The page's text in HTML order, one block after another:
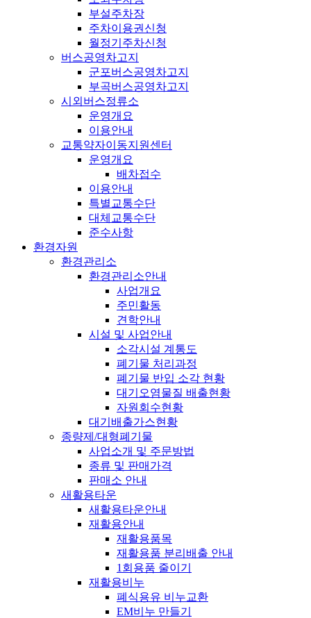
부설주차장
주차이용권신청
월정기주차신청
버스공영차고지
군포버스공영차고지
부곡버스공영차고지
시외버스정류소
운영개요
이용안내
교통약자이동지원센터
운영개요
배차접수
이용안내
특별교통수단
대체교통수단
준수사항
환경자원
환경관리소
환경관리소안내
사업개요
주민활동
견학안내
시설 및 사업안내
소각시설 계통도
폐기물 처리과정
폐기물 반입 소각 현황
대기오염물질 배출현황
자원회수현황
대기배출가스현황
종량제/대형폐기물
사업소개 및 주문방법
종류 및 판매가격
판매소 안내
새활용타운
새활용타운안내
재활용안내
재활용품목
재활용품 분리배출 안내
1회용품 줄이기
재활용비누
폐식용유 비누교환
EM비누 만들기